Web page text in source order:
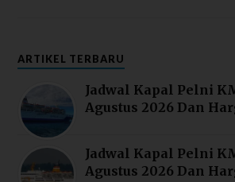
ARTIKEL TERBARU
Jadwal Kapal Pelni
Agustus 2026 Dan
Jadwal Kapal Pelni
Agustus 2026 Dan